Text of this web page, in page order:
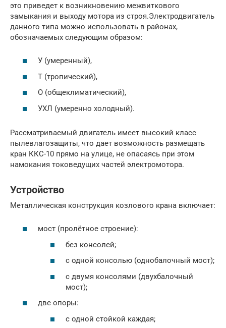
это приведет к возникновению межвиткового
замыкания и выходу мотора из строя.Электродвигатель
данного типа можно использовать в районах,
обозначаемых следующим образом:
У (умеренный),
Т (тропический),
О (общеклиматический),
УХЛ (умеренно холодный).
Рассматриваемый двигатель имеет высокий класс
пылевлагозащиты, что дает возможность размещать
кран ККС-10 прямо на улице, не опасаясь при этом
намокания токоведущих частей электромотора.
Устройство
Металлическая конструкция козлового крана включает:
мост (пролётное строение):
без консолей;
с одной консолью (однобалочный мост);
с двумя консолями (двухбалочный
мост);
две опоры:
с одной стойкой каждая;